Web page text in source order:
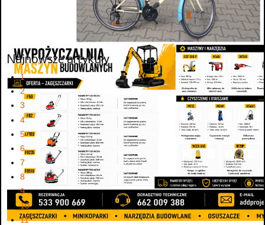
Najnowsze artykuły
1
2
3
4
5
6
7
8
9
10
11